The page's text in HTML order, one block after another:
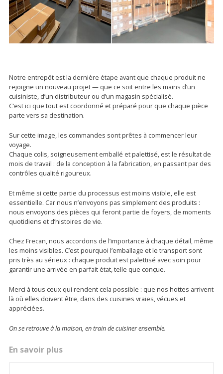
Notre entrepôt est la dernière étape avant que chaque produit ne
rejoigne un nouveau projet — que ce soit entre les mains d’un
cuisiniste, d’un distributeur ou d’un magasin spécialisé.
C’est ici que tout est coordonné et préparé pour que chaque pièce
parte vers sa destination.
Sur cette image, les commandes sont prêtes à commencer leur
voyage.
Chaque colis, soigneusement emballé et palettisé, est le résultat de
mois de travail : de la conception à la fabrication, en passant par des
contrôles qualité rigoureux.
Et même si cette partie du processus est moins visible, elle est
essentielle. Car nous n’envoyons pas simplement des produits :
nous envoyons des pièces qui feront partie de foyers, de moments
quotidiens et d’histoires de vie.
Chez Frecan, nous accordons de l’importance à chaque détail, même
les moins visibles. C’est pourquoi l’emballage et le transport sont
pris très au sérieux : chaque produit est palettisé avec soin pour
garantir une arrivée en parfait état, telle que conçue.
Merci à tous ceux qui rendent cela possible : que nos hottes arrivent
là où elles doivent être, dans des cuisines vraies, vécues et
appréciées.
On se retrouve à la maison, en train de cuisiner ensemble.
En savoir plus